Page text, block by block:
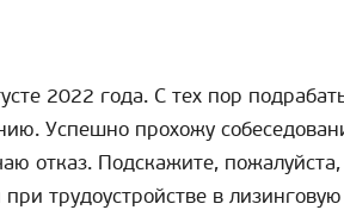
2022 года. С тех пор
Успешно прохожу
отказ. Подскажите,
при трудоустройстве в